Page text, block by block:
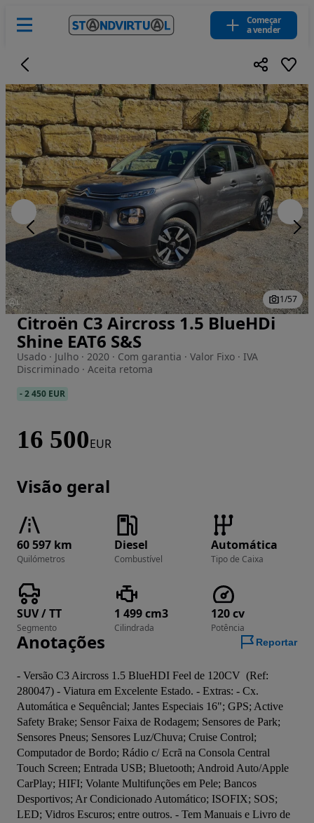
Começar
a vender
Imagem 1 de 57
1/57
Citroën C3 Aircross 1.5 BlueHDi
Shine EAT6 S&S
Usado · Julho · 2020 · Com garantia · Valor Fixo · IVA
Discriminado · Aceita retoma
-2 450 EUR
16 500EUR
Visão geral
60 597 km
Quilómetros
Diesel
Combustível
Automática
Tipo de Caixa
SUV / TT
Segmento
1 499 cm3
Cilindrada
120 cv
Potência
Anotações Reportar
- Versão C3 Aircross 1.5 BlueHDI Feel de 120CV  (Ref:
280047) - Viatura em Excelente Estado. - Extras: - Cx.
Automática e Sequêncial; Jantes Especiais 16"; GPS; Active
Safety Brake; Sensor Faixa de Rodagem; Sensores de Park;
Sensores Pneus; Sensores Luz/Chuva; Cruise Control;
Computador de Bordo; Rádio c/ Ecrã na Consola Central
Touch Screen; Entrada USB; Bluetooth; Android Auto/Apple
CarPlay; HIFI; Volante Multifunções em Pele; Bancos
Desportivos; Ar Condicionado Automático; ISOFIX; SOS;
LED; Vidros Escuros; entre outros. - Tem Manuais e Livro de